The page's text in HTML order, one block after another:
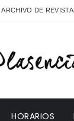
ARCHIVO DE
HORARIOS